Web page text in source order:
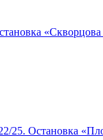
25. Остановка